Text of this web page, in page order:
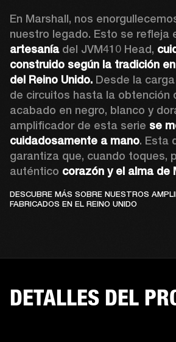
En Marshall, nos
nuestro legado. Esto se refleja
artesanía del JVM410 Head,
construido según la tradición
del Reino Unido. Desde la
de circuitos hasta la obtención
acabado en negro, blanco y
amplificador de esta serie se
cuidadosamente a mano. Esta
garantiza que, cuando toques,
auténtico corazón y el alma de
DESCUBRE MÁS SOBRE NUESTROS
FABRICADOS EN EL REINO UNIDO
DETALLES DEL